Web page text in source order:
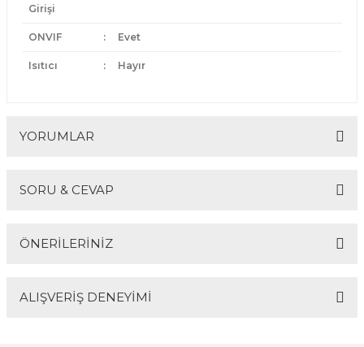
Girişi
ONVIF : Evet
Isıtıcı : Hayır
YORUMLAR
SORU & CEVAP
ÖNERİLERİNİZ
Bu ürünün fiyat bilgisi, resim, ürün açıklamalarında ve
ALIŞVERİŞ DENEYİMİ